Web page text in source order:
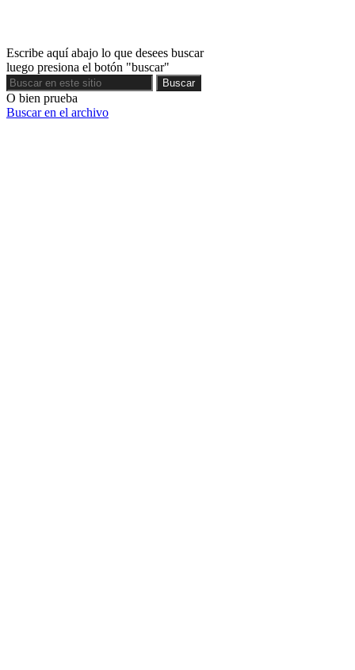
Escribe aquí abajo lo que desees buscar
luego presiona el botón "buscar"
Buscar
Buscar
O bien prueba
Buscar en el archivo